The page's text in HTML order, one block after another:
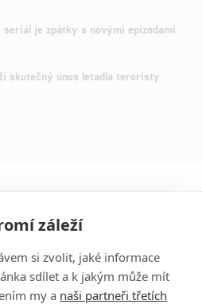
je zpátky s novými epizodami
skutečný únos letadla teroristy
záleží
si zvolit, jaké informace
sdílet a k jakým může mít
my a naši partneři třetích